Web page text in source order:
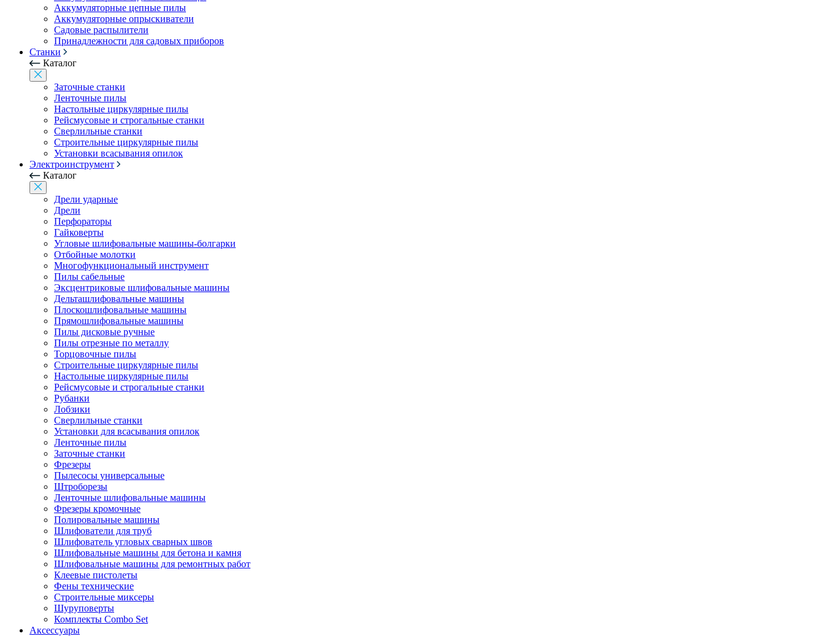
Аккумуляторные цепные пилы
Аккумуляторные опрыскиватели
Садовые распылители
Принадлежности для садовых приборов
Станки
Каталог
Заточные станки
Ленточные пилы
Настольные циркулярные пилы
Рейсмусовые и строгальные станки
Сверлильные станки
Строительные циркулярные пилы
Установки всасывания опилок
Электроинструмент
Каталог
Дрели ударные
Дрели
Перфораторы
Гайковерты
Угловые шлифовальные машины-болгарки
Отбойные молотки
Многофункциональный инструмент
Пилы сабельные
Эксцентриковые шлифовальные машины
Дельташлифовальные машины
Плоскошлифовальные машины
Прямошлифовальные машины
Пилы дисковые ручные
Пилы отрезные по металлу
Торцовочные пилы
Строительные циркулярные пилы
Настольные циркулярные пилы
Рейсмусовые и строгальные станки
Рубанки
Лобзики
Сверлильные станки
Установки для всасывания опилок
Ленточные пилы
Заточные станки
Фрезеры
Пылесосы универсальные
Штроборезы
Ленточные шлифовальные машины
Фрезеры кромочные
Полировальные машины
Шлифователи для труб
Шлифователь угловых сварных швов
Шлифовальные машины для бетона и камня
Шлифовальные машины для ремонтных работ
Клеевые пистолеты
Фены технические
Строительные миксеры
Шуруповерты
Комплекты Combo Set
Аксессуары